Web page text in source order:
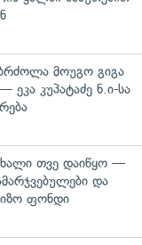
მოუგო გიგა
ეკა კუპატაძე ნ.ი-სა
თვე დაიწყო —
და
ფონდი